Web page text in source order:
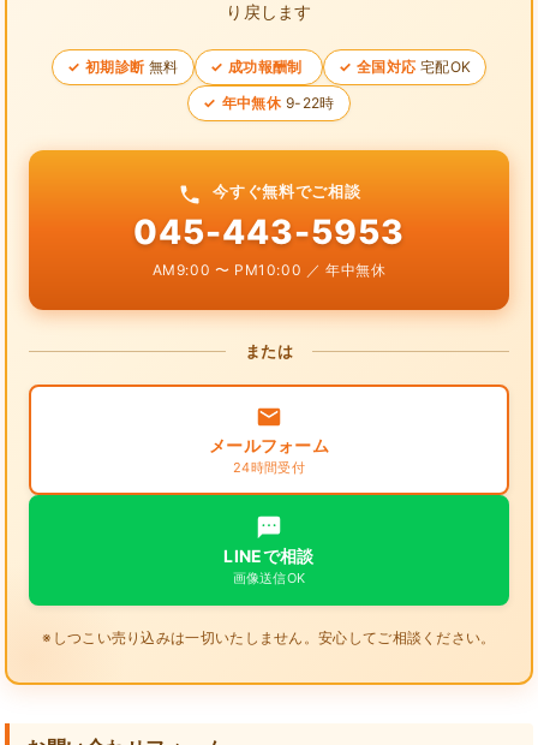
り戻します
初期診断 無料 成功報酬制 全国対応 宅配OK
年中無休 9-22時
今すぐ無料でご相談
045-443-5953
AM9:00 〜 PM10:00 ／ 年中無休
または
メールフォーム
24時間受付
LINEで相談
画像送信OK
※しつこい売り込みは一切いたしません。安心してご相談ください。